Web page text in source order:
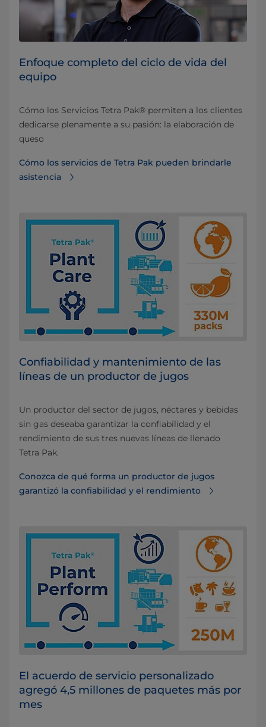
Enfoque completo del ciclo de vida del
equipo
Cómo los Servicios Tetra Pak® permiten a los clientes
dedicarse plenamente a su pasión: la elaboración de
queso
Cómo los servicios de Tetra Pak pueden brindarle
asistencia
Confiabilidad y mantenimiento de las
líneas de un productor de jugos
Un productor del sector de jugos, néctares y bebidas
sin gas deseaba garantizar la confiabilidad y el
rendimiento de sus tres nuevas líneas de llenado
Tetra Pak.
Conozca de qué forma un productor de jugos
garantizó la confiabilidad y el rendimiento
El acuerdo de servicio personalizado
agregó 4,5 millones de paquetes más por
mes